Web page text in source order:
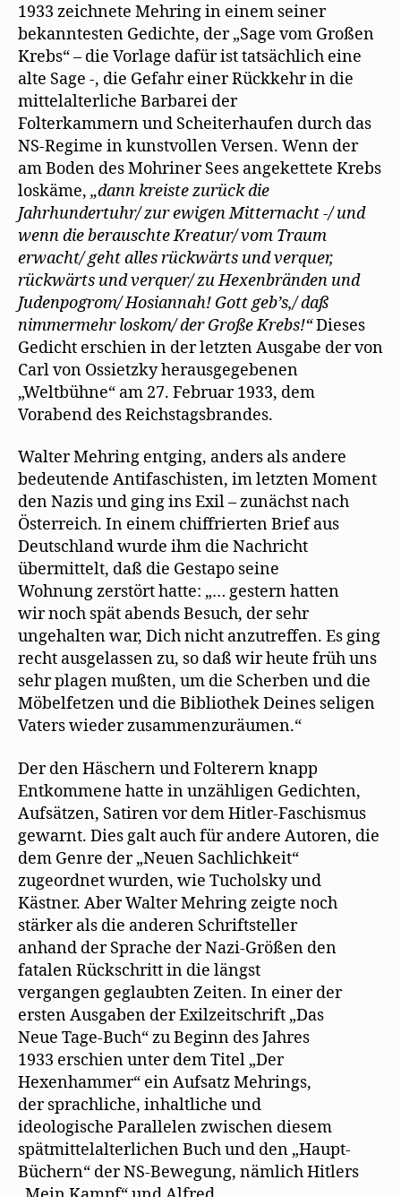
1933 zeichnete Mehring in einem seiner
bekanntesten Gedichte, der „Sage vom Großen
Krebs“ – die Vorlage dafür ist tatsächlich eine
alte Sage -, die Gefahr einer Rückkehr in die
mittelalterliche Barbarei der
Folterkammern und Scheiterhaufen durch das
NS-Regime in kunstvollen Versen. Wenn der
am Boden des Mohriner Sees angekettete Krebs
loskäme, „dann kreiste zurück die
Jahrhundertuhr/ zur ewigen Mitternacht -/ und
wenn die berauschte Kreatur/ vom Traum
erwacht/ geht alles rückwärts und verquer,
rückwärts und verquer/ zu Hexenbränden und
Judenpogrom/ Hosiannah! Gott geb’s,/ daß
nimmermehr loskom/ der Große Krebs!“Dieses
Gedicht erschien in der letzten Ausgabe der von
Carl von Ossietzky herausgegebenen
„Weltbühne“ am 27. Februar 1933, dem
Vorabend des Reichstagsbrandes.
Walter Mehring entging, anders als andere
bedeutende Antifaschisten, im letzten Moment
den Nazis und ging ins Exil – zunächst nach
Österreich. In einem chiffrierten Brief aus
Deutschland wurde ihm die Nachricht
übermittelt, daß die Gestapo seine
Wohnung zerstört hatte: „… gestern hatten
wir noch spät abends Besuch, der sehr
ungehalten war, Dich nicht anzutreffen. Es ging
recht ausgelassen zu, so daß wir heute früh uns
sehr plagen mußten, um die Scherben und die
Möbelfetzen und die Bibliothek Deines seligen
Vaters wieder zusammenzuräumen.“
Der den Häschern und Folterern knapp
Entkommene hatte in unzähligen Gedichten,
Aufsätzen, Satiren vor dem Hitler-Faschismus
gewarnt. Dies galt auch für andere Autoren, die
dem Genre der „Neuen Sachlichkeit“
zugeordnet wurden, wie Tucholsky und
Kästner. Aber Walter Mehring zeigte noch
stärker als die anderen Schriftsteller
anhand der Sprache der Nazi-Größen den
fatalen Rückschritt in die längst
vergangen geglaubten Zeiten. In einer der
ersten Ausgaben der Exilzeitschrift „Das
Neue Tage-Buch“ zu Beginn des Jahres
1933 erschien unter dem Titel „Der
Hexenhammer“ ein Aufsatz Mehrings,
der sprachliche, inhaltliche und
ideologische Parallelen zwischen diesem
spätmittelalterlichen Buch und den „Haupt-
Büchern“ der NS-Bewegung, nämlich Hitlers